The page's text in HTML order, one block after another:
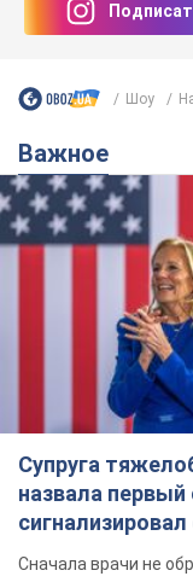
Шоу
Важное
Супруга
назвала
Сначала врачи не